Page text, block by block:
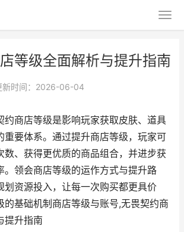
等级全面解析与提升指南
新时间：2026-06-04
约商店等级是影响玩家获取皮肤、道具
重要体系。通过提升商店等级，玩家可
数、获得更优质的商品组合，并进步获
。领会商店等级的运作方式与提升路
划资源投入，让每一次购买都更具价
的基础机制商店等级与账号,无畏契约商
提升指南